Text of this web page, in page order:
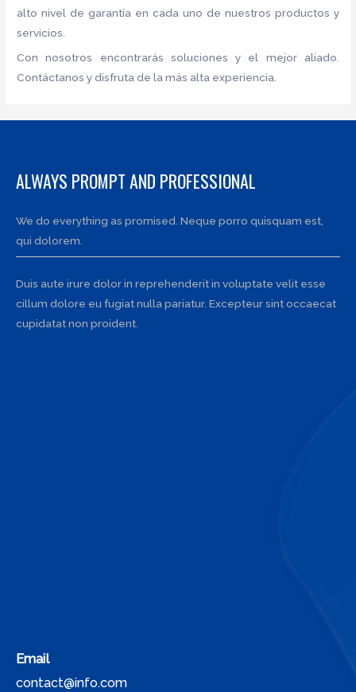
alto nivel de garantía en cada uno de nuestros productos y
servicios.
Con nosotros encontrarás soluciones y el mejor aliado.
Contáctanos y disfruta de la más alta experiencia.
ALWAYS PROMPT AND PROFESSIONAL
We do everything as promised. Neque porro quisquam est,
qui dolorem.
Duis aute irure dolor in reprehenderit in voluptate velit esse
cillum dolore eu fugiat nulla pariatur. Excepteur sint occaecat
cupidatat non proident.
Email
contact@info.com